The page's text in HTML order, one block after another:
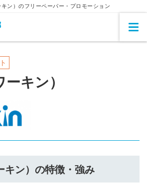
ン）のフリーペーパー・プロモーション
キン）
キン）の特徴・強み